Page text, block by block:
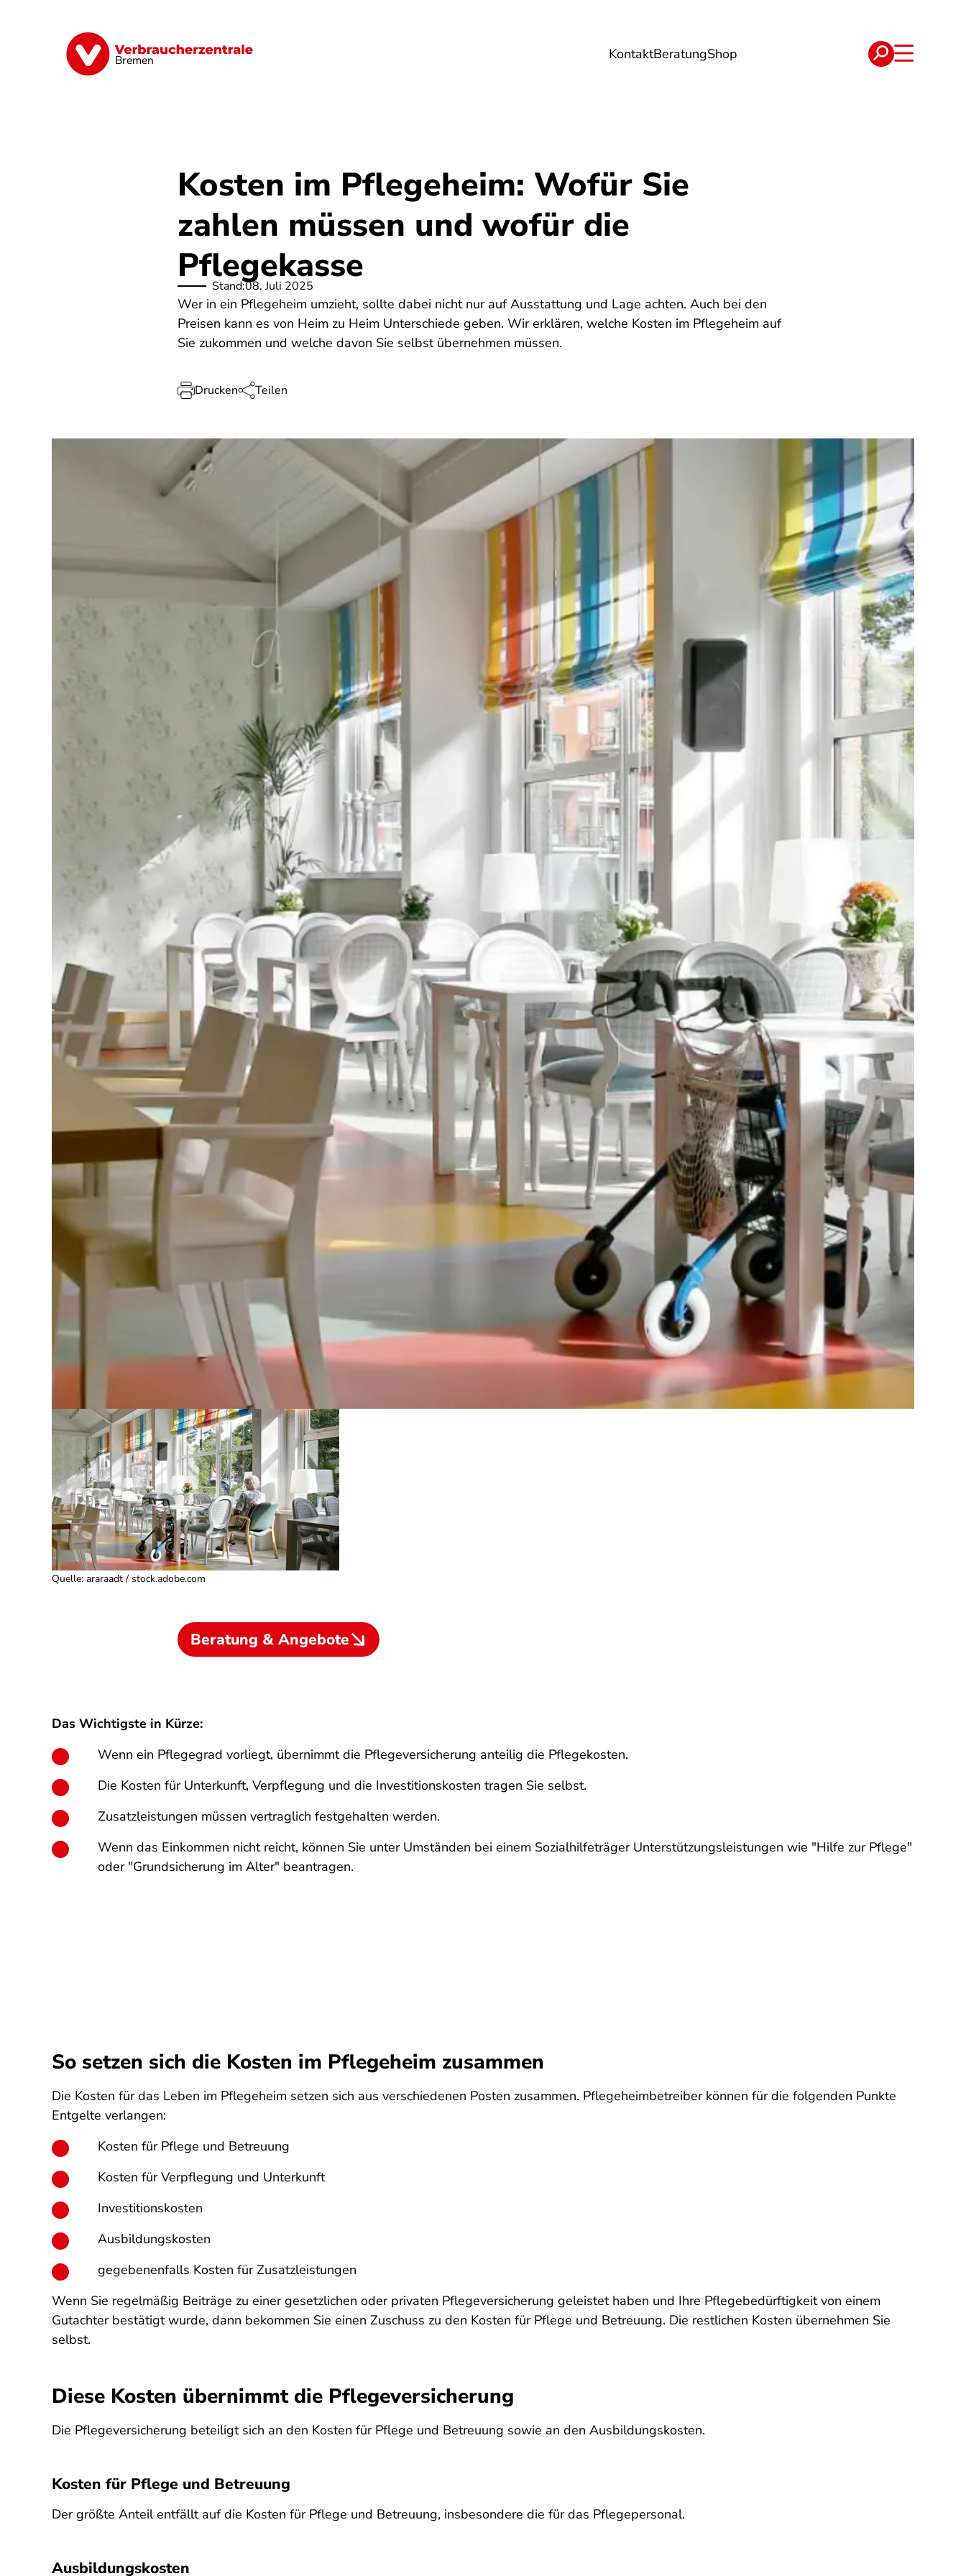
Bremen KontaktBeratungShop
Finanzen Digitales Lebensmittel Reise Verträge
Kosten im Pflegeheim: Wofür Sie
zahlen müssen und wofür die
Pflegekasse
Stand:08. Juli 2025
Wer in ein Pflegeheim umzieht, sollte dabei nicht nur auf Ausstattung und Lage achten. Auch bei den
Preisen kann es von Heim zu Heim Unterschiede geben. Wir erklären, welche Kosten im Pflegeheim auf
Sie zukommen und welche davon Sie selbst übernehmen müssen.
Drucken Teilen
Quelle: araraadt / stock.adobe.com
Beratung & Angebote
Das Wichtigste in Kürze:
Wenn ein Pflegegrad vorliegt, übernimmt die Pflegeversicherung anteilig die Pflegekosten.
Die Kosten für Unterkunft, Verpflegung und die Investitionskosten tragen Sie selbst.
Zusatzleistungen müssen vertraglich festgehalten werden.
Wenn das Einkommen nicht reicht, können Sie unter Umständen bei einem Sozialhilfeträger Unterstützungsleistungen wie "Hilfe zur Pflege"
oder "Grundsicherung im Alter" beantragen.
So setzen sich die Kosten im Pflegeheim zusammen
Die Kosten für das Leben im Pflegeheim setzen sich aus verschiedenen Posten zusammen. Pflegeheimbetreiber können für die folgenden Punkte
Entgelte verlangen:
Kosten für Pflege und Betreuung
Kosten für Verpflegung und Unterkunft
Investitionskosten
Ausbildungskosten
gegebenenfalls Kosten für Zusatzleistungen
Wenn Sie regelmäßig Beiträge zu einer gesetzlichen oder privaten Pflegeversicherung geleistet haben und Ihre Pflegebedürftigkeit von einem
Gutachter bestätigt wurde, dann bekommen Sie einen Zuschuss zu den Kosten für Pflege und Betreuung. Die restlichen Kosten übernehmen Sie
selbst.
Diese Kosten übernimmt die Pflegeversicherung
Die Pflegeversicherung beteiligt sich an den Kosten für Pflege und Betreuung sowie an den Ausbildungskosten.
Kosten für Pflege und Betreuung
Der größte Anteil entfällt auf die Kosten für Pflege und Betreuung, insbesondere die für das Pflegepersonal.
Ausbildungskosten